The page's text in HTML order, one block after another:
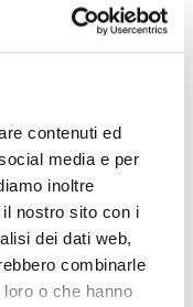
contenuti ed
media e per
inoltre
nostro sito con i
dei dati web,
combinarle
o che hanno
CONTENUTI CORSO